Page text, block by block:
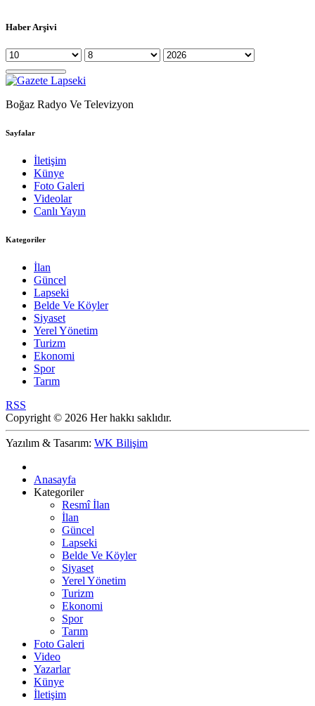
Haber Arşivi
Boğaz Radyo Ve Televizyon
Sayfalar
İletişim
Künye
Foto Galeri
Videolar
Canlı Yayın
Kategoriler
İlan
Güncel
Lapseki
Belde Ve Köyler
Siyaset
Yerel Yönetim
Turizm
Ekonomi
Spor
Tarım
RSS
Copyright © 2026 Her hakkı saklıdır.
Yazılım & Tasarım: WK Bilişim
Anasayfa
Kategoriler
Resmî İlan
İlan
Güncel
Lapseki
Belde Ve Köyler
Siyaset
Yerel Yönetim
Turizm
Ekonomi
Spor
Tarım
Foto Galeri
Video
Yazarlar
Künye
İletişim